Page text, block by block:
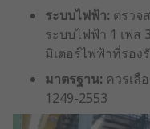
ระบบไฟฟ้า: ตรวจ
ระบบไฟฟ้า 1 เฟส
มิเตอร์ไฟฟ้าที่รอง
มาตรฐาน: ควรเลื
1249-2553